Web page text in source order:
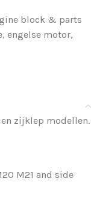
block & parts
, engelse motor,
zijklep modellen.
M21 and side